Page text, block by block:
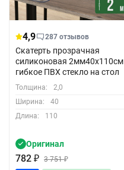
4,9 287 отзывов
Скатерть прозрачная
силиконовая 2мм40x110см
гибкое ПВХ стекло на стол
Толщина:
2,0
Ширина:
40
Длина:
110
Оригинал
782 ₽ 3 751₽